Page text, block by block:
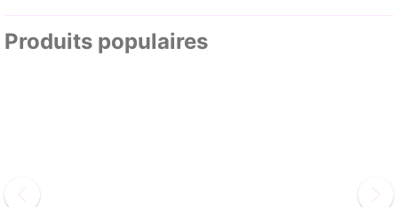
Produits populaires